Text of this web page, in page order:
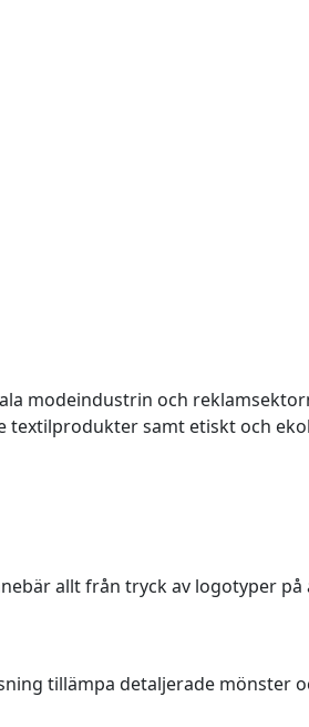
modeindustrin och
samt etiskt och
allt från tryck av logotyper
tillämpa detaljerade mönster